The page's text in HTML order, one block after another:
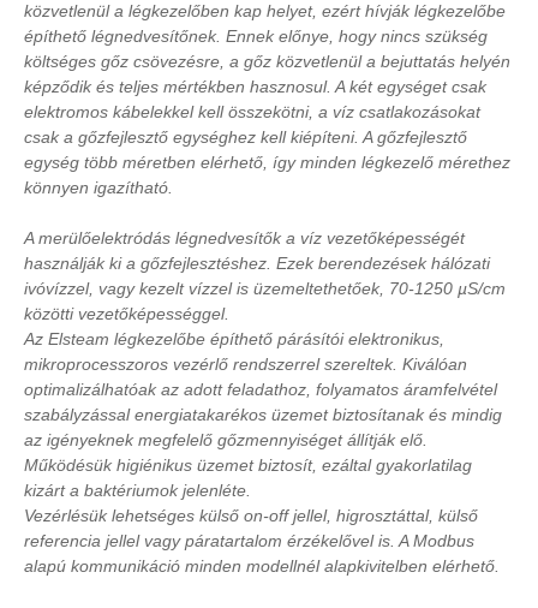
közvetlenül a légkezelőben kap helyet, ezért hívják légkezelőbe
építhető légnedvesítőnek. Ennek előnye, hogy nincs szükség
költséges gőz csövezésre, a gőz közvetlenül a bejuttatás helyén
képződik és teljes mértékben hasznosul. A két egységet csak
elektromos kábelekkel kell összekötni, a víz csatlakozásokat
csak a gőzfejlesztő egységhez kell kiépíteni. A gőzfejlesztő
egység több méretben elérhető, így minden légkezelő mérethez
könnyen igazítható.
A merülőelektródás légnedvesítők a víz vezetőképességét
használják ki a gőzfejlesztéshez. Ezek berendezések hálózati
ivóvízzel, vagy kezelt vízzel is üzemeltethetőek, 70-1250 µS/cm
közötti vezetőképességgel.
Az Elsteam légkezelőbe építhető párásítói elektronikus,
mikroprocesszoros vezérlő rendszerrel szereltek. Kiválóan
optimalizálhatóak az adott feladathoz, folyamatos áramfelvétel
szabályzással energiatakarékos üzemet biztosítanak és mindig
az igényeknek megfelelő gőzmennyiséget állítják elő.
Működésük higiénikus üzemet biztosít, ezáltal gyakorlatilag
kizárt a baktériumok jelenléte.
Vezérlésük lehetséges külső on-off jellel, higrosztáttal, külső
referencia jellel vagy páratartalom érzékelővel is. A Modbus
alapú kommunikáció minden modellnél alapkivitelben elérhető.